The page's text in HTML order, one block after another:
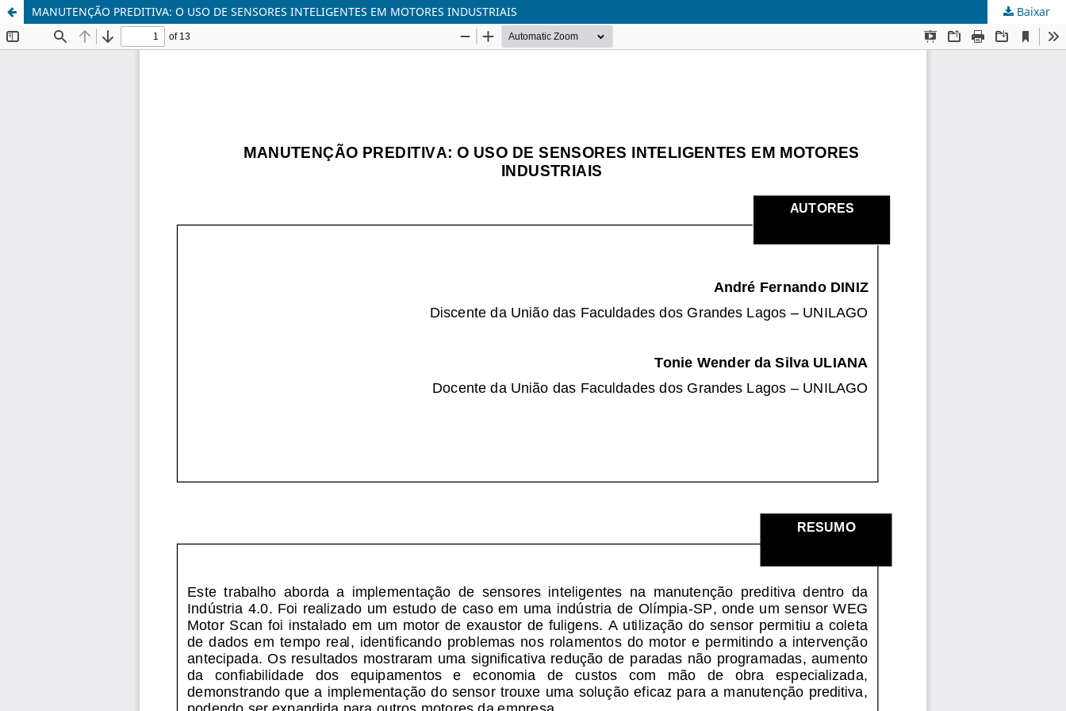
MANUTENÇÃO PREDITIVA: O USO DE SENSORES INTELIGENTES EM MOTORES INDUSTRIAIS Baixar